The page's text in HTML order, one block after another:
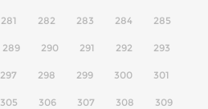
281 282 283 284 285
289 290 291 292 293
297 298 299 300 301
305 306 307 308 309